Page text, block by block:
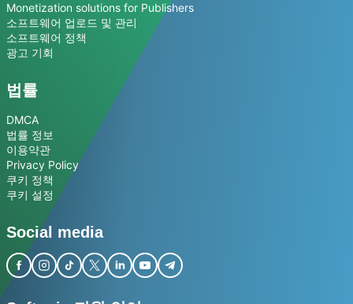
Monetization solutions for Publishers
소프트웨어 업로드 및 관리
소프트웨어 정책
광고 기회
법률
DMCA
법률 정보
이용약관
Privacy Policy
쿠키 정책
쿠키 설정
Social media